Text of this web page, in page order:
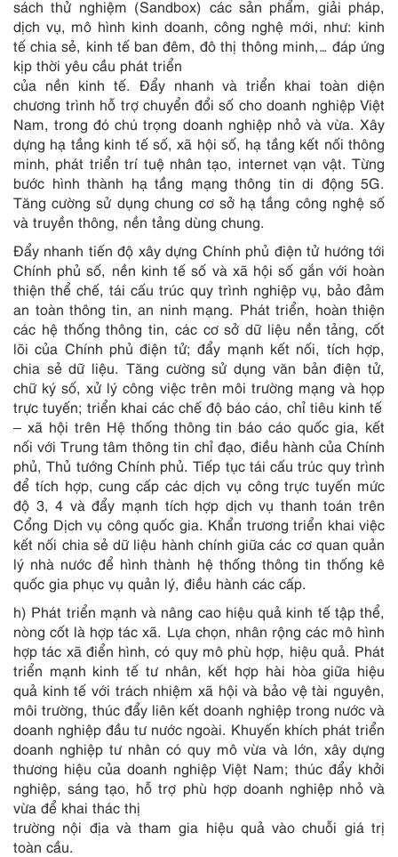
sách thử nghiệm (Sandbox) các sản phẩm, giải pháp,
dịch vụ, mô hình kinh doanh, công nghệ mới, như: kinh
tế chia sẻ, kinh tế ban đêm, đô thị thông minh,… đáp ứng
kịp thời yêu cầu phát triển
của nền kinh tế. Đẩy nhanh và triển khai toàn diện
chương trình hỗ trợ chuyển đổi số cho doanh nghiệp Việt
Nam, trong đó chú trọng doanh nghiệp nhỏ và vừa. Xây
dựng hạ tầng kinh tế số, xã hội số, hạ tầng kết nối thông
minh, phát triển trí tuệ nhân tạo, internet vạn vật. Từng
bước hình thành hạ tầng mạng thông tin di động 5G.
Tăng cường sử dụng chung cơ sở hạ tầng công nghệ số
và truyền thông, nền tảng dùng chung.
Đẩy nhanh tiến độ xây dựng Chính phủ điện tử hướng tới
Chính phủ số, nền kinh tế số và xã hội số gắn với hoàn
thiện thể chế, tái cấu trúc quy trình nghiệp vụ, bảo đảm
an toàn thông tin, an ninh mạng. Phát triển, hoàn thiện
các hệ thống thông tin, các cơ sở dữ liệu nền tảng, cốt
lõi của Chính phủ điện tử; đẩy mạnh kết nối, tích hợp,
chia sẻ dữ liệu. Tăng cường sử dụng văn bản điện tử,
chữ ký số, xử lý công việc trên môi trường mạng và họp
trực tuyến; triển khai các chế độ báo cáo, chỉ tiêu kinh tế
– xã hội trên Hệ thống thông tin báo cáo quốc gia, kết
nối với Trung tâm thông tin chỉ đạo, điều hành của Chính
phủ, Thủ tướng Chính phủ. Tiếp tục tái cấu trúc quy trình
để tích hợp, cung cấp các dịch vụ công trực tuyến mức
độ 3, 4 và đẩy mạnh tích hợp dịch vụ thanh toán trên
Cổng Dịch vụ công quốc gia. Khẩn trương triển khai việc
kết nối chia sẻ dữ liệu hành chính giữa các cơ quan quản
lý nhà nước để hình thành hệ thống thông tin thống kê
quốc gia phục vụ quản lý, điều hành các cấp.
h) Phát triển mạnh và nâng cao hiệu quả kinh tế tập thể,
nòng cốt là hợp tác xã. Lựa chọn, nhân rộng các mô hình
hợp tác xã điển hình, có quy mô phù hợp, hiệu quả. Phát
triển mạnh kinh tế tư nhân, kết hợp hài hòa giữa hiệu
quả kinh tế với trách nhiệm xã hội và bảo vệ tài nguyên,
môi trường, thúc đẩy liên kết doanh nghiệp trong nước và
doanh nghiệp đầu tư nước ngoài. Khuyến khích phát triển
doanh nghiệp tư nhân có quy mô vừa và lớn, xây dựng
thương hiệu của doanh nghiệp Việt Nam; thúc đẩy khởi
nghiệp, sáng tạo, hỗ trợ phù hợp doanh nghiệp nhỏ và
vừa để khai thác thị
trường nội địa và tham gia hiệu quả vào chuỗi giá trị
toàn cầu.